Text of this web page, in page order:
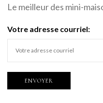
Le meilleur des mini-
Votre adresse courriel: